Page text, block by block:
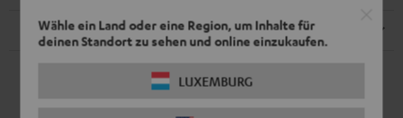
Wähle ein Land oder eine Region, um Inhalte für
deinen Standort zu sehen und online einzukaufen.
LUXEMBURG
Lautsprecher